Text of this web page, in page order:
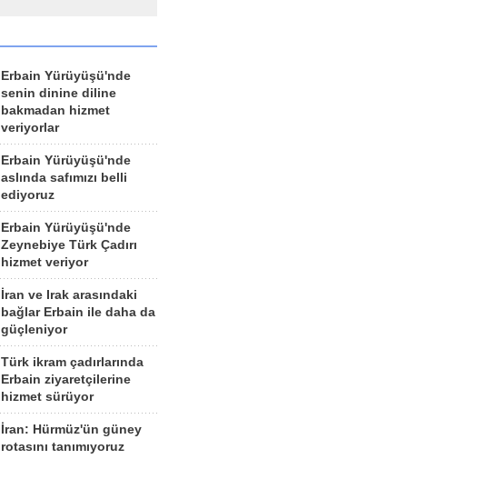
Erbain Yürüyüşü'nde
senin dinine diline
bakmadan hizmet
veriyorlar
Erbain Yürüyüşü'nde
aslında safımızı belli
ediyoruz
Erbain Yürüyüşü'nde
Zeynebiye Türk Çadırı
hizmet veriyor
İran ve Irak arasındaki
bağlar Erbain ile daha da
güçleniyor
Türk ikram çadırlarında
Erbain ziyaretçilerine
hizmet sürüyor
İran: Hürmüz'ün güney
rotasını tanımıyoruz